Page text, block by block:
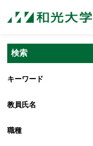
検索
キーワード
教員氏名
職種